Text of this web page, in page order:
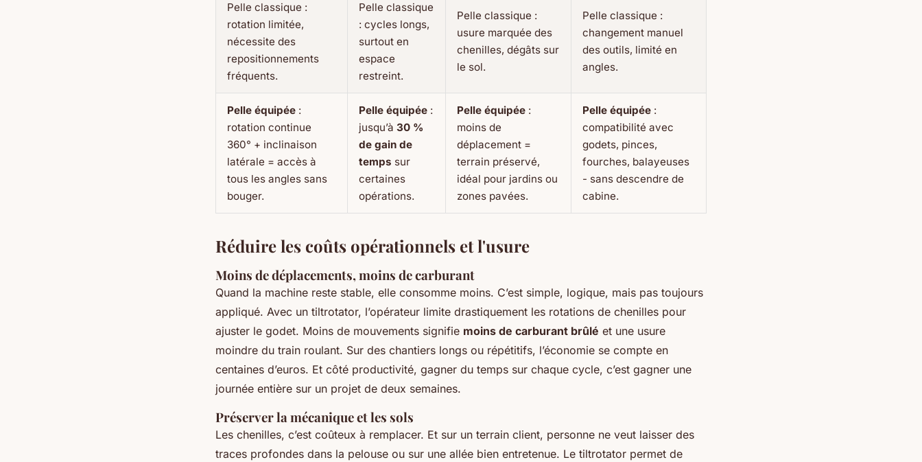
Pelle classique :
rotation limitée,
nécessite des
repositionnements
fréquents.
Pelle classique
: cycles longs,
surtout en
espace
restreint.
Pelle classique :
usure marquée des
chenilles, dégâts sur
le sol.
Pelle classique :
changement manuel
des outils, limité en
angles.
Pelle équipée :
rotation continue
360° + inclinaison
latérale = accès à
tous les angles sans
bouger.
Pelle équipée :
jusqu’à 30 %
de gain de
temps sur
certaines
opérations.
Pelle équipée :
moins de
déplacement =
terrain préservé,
idéal pour jardins ou
zones pavées.
Pelle équipée :
compatibilité avec
godets, pinces,
fourches, balayeuses
- sans descendre de
cabine.
Réduire les coûts opérationnels et l'usure
Moins de déplacements, moins de carburant
Quand la machine reste stable, elle consomme moins. C’est simple, logique, mais pas toujours
appliqué. Avec un tiltrotator, l’opérateur limite drastiquement les rotations de chenilles pour
ajuster le godet. Moins de mouvements signifie moins de carburant brûlé et une usure
moindre du train roulant. Sur des chantiers longs ou répétitifs, l’économie se compte en
centaines d’euros. Et côté productivité, gagner du temps sur chaque cycle, c’est gagner une
journée entière sur un projet de deux semaines.
Préserver la mécanique et les sols
Les chenilles, c’est coûteux à remplacer. Et sur un terrain client, personne ne veut laisser des
traces profondes dans la pelouse ou sur une allée bien entretenue. Le tiltrotator permet de